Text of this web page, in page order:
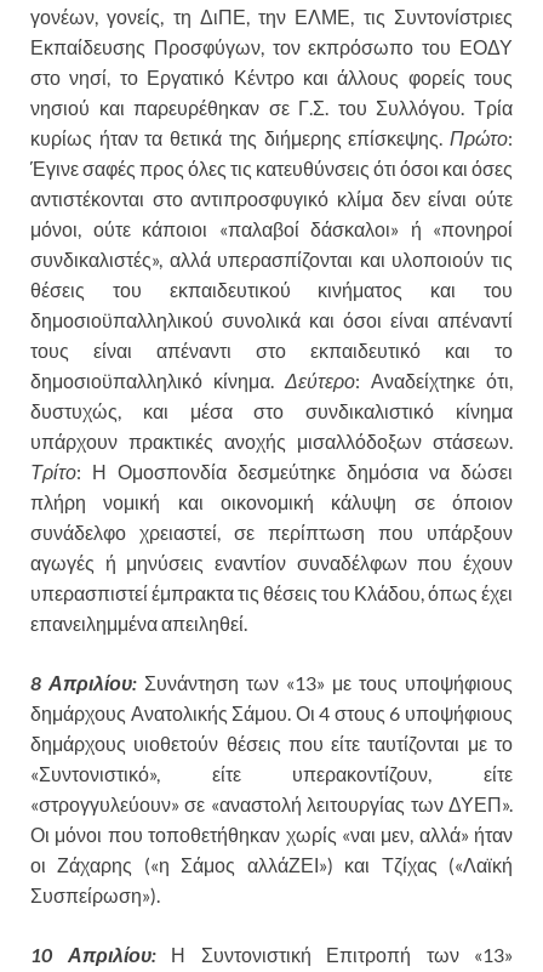
γονέων, γονείς, τη ΔιΠΕ, την ΕΛΜΕ, τις Συντονίστριες
Εκπαίδευσης Προσφύγων, τον εκπρόσωπο του ΕΟΔΥ
στο νησί, το Εργατικό Κέντρο και άλλους φορείς τους
νησιού και παρευρέθηκαν σε Γ.Σ. του Συλλόγου. Τρία
κυρίως ήταν τα θετικά της διήμερης επίσκεψης. Πρώτο:
Έγινε σαφές προς όλες τις κατευθύνσεις ότι όσοι και όσες
αντιστέκονται στο αντιπροσφυγικό κλίμα δεν είναι ούτε
μόνοι, ούτε κάποιοι «παλαβοί δάσκαλοι» ή «πονηροί
συνδικαλιστές», αλλά υπερασπίζονται και υλοποιούν τις
θέσεις του εκπαιδευτικού κινήματος και του
δημοσιοϋπαλληλικού συνολικά και όσοι είναι απέναντί
τους είναι απέναντι στο εκπαιδευτικό και το
δημοσιοϋπαλληλικό κίνημα. Δεύτερο: Αναδείχτηκε ότι,
δυστυχώς, και μέσα στο συνδικαλιστικό κίνημα
υπάρχουν πρακτικές ανοχής μισαλλόδοξων στάσεων.
Τρίτο: Η Ομοσπονδία δεσμεύτηκε δημόσια να δώσει
πλήρη νομική και οικονομική κάλυψη σε όποιον
συνάδελφο χρειαστεί, σε περίπτωση που υπάρξουν
αγωγές ή μηνύσεις εναντίον συναδέλφων που έχουν
υπερασπιστεί έμπρακτα τις θέσεις του Κλάδου, όπως έχει
επανειλημμένα απειληθεί.
8 Απριλίου: Συνάντηση των «13» με τους υποψήφιους
δημάρχους Ανατολικής Σάμου. Οι 4 στους 6 υποψήφιους
δημάρχους υιοθετούν θέσεις που είτε ταυτίζονται με το
«Συντονιστικό», είτε υπερακοντίζουν, είτε
«στρογγυλεύουν» σε «αναστολή λειτουργίας των ΔΥΕΠ».
Οι μόνοι που τοποθετήθηκαν χωρίς «ναι μεν, αλλά» ήταν
οι Ζάχαρης («η Σάμος αλλάΖΕΙ») και Τζίχας («Λαϊκή
Συσπείρωση»).
10 Απριλίου: Η Συντονιστική Επιτροπή των «13»